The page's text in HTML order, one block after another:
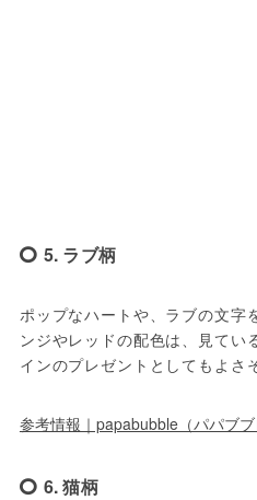
5. ラブ柄
ポップなハートや、ラブの文字
ンジやレッドの配色は、見てい
インのプレゼントとしてもよさ
参考情報｜papabubble（パパブブ
6. 猫柄